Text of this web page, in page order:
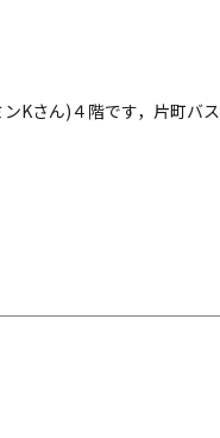
Kさん)４階です，片町バ